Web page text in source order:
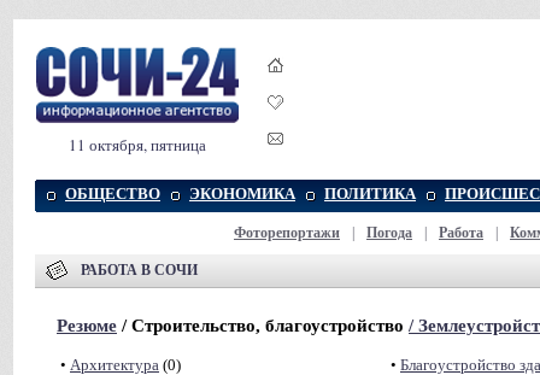
11 октября, пятница
ОБЩЕСТВО ЭКОНОМИКА ПОЛИТИКА
Фоторепортажи Погода Работа
РАБОТА В СОЧИ
Резюме / Строительство, благоустройство /
• Архитектура (0) • Благоустройство